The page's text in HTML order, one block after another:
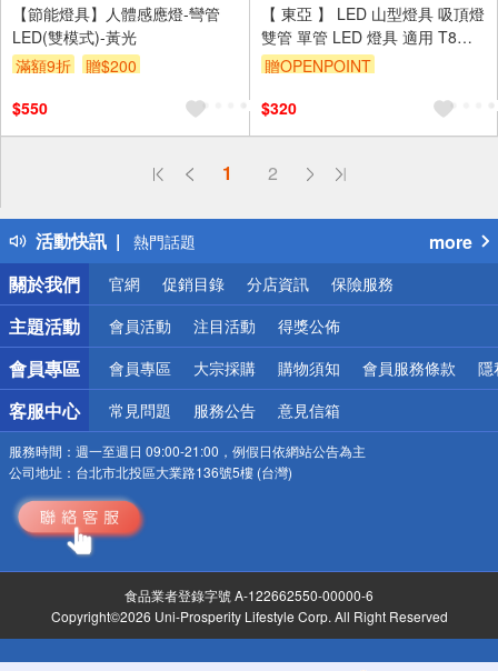
【節能燈具】人體感應燈-彎管
LED(雙模式)-黃光
滿額9折
贈$200
$550
【 東亞 】 LED 山型燈具 吸頂燈
雙管 單管 LED 燈具 適用 T8燈
管 山型燈 / 含億光 白光燈管
贈OPENPOINT
$320
1 2
活動快訊
偏遠地區配送
得獎公告
熱門話題
銀行優惠
偏遠地區配送
詐騙網頁！請小心！
more
關於我們
官網 促銷目錄 分店資訊 保險服務
主題活動 會員活動 注目活動 得獎公佈
會員專區 會員專區 大宗採購 購物須知 會員服務條款 隱
客服中心 常見問題 服務公告 意見信箱
服務時間： 週一至週日 09:00-21:00，例假日依網站公告為主
公司地址： 台北市北投區大業路136號5樓 (台灣)
食品業者登錄字號 A-122662550-00000-6
Copyright©2026 Uni-Prosperity Lifestyle Corp. All Right Reserved